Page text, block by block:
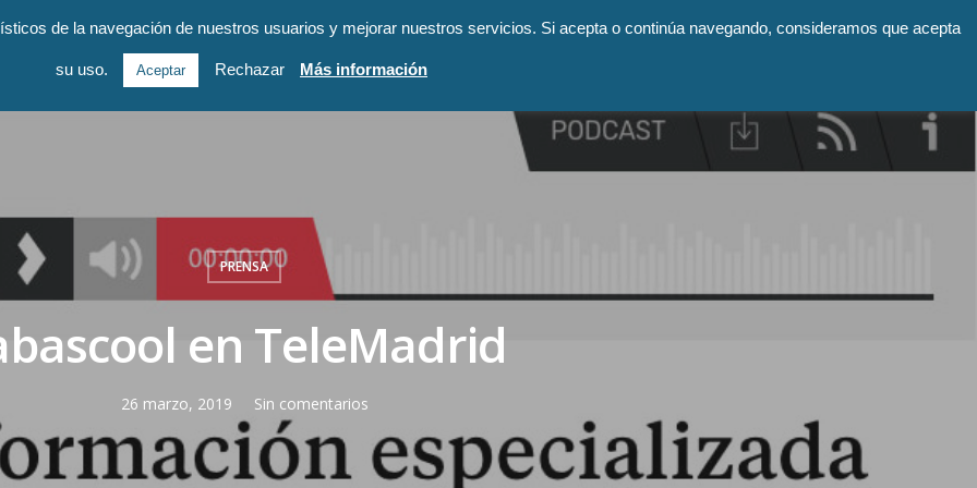
Inicio Cursos
PRENSA
en TeleMadrid
26 marzo, 2019 Sin comentarios
de la navegación de nuestros usuarios y mejorar nuestros servicios. Si acepta o continúa navegando, consideramos que acepta
su uso. Aceptar Rechazar Más información